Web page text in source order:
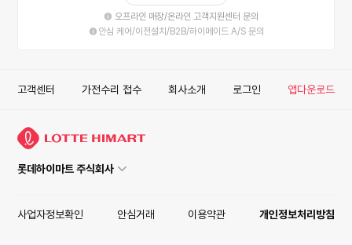
오프라인 매장/온라인 고객지원센터 문의
안심 케어/이전설치/B2B/하이메이드 A/S 문의
고객센터 가전수리 접수 회사소개 로그인 앱다운로드
롯데하이마트 주식회사
사업자정보확인 안심거래 이용약관 개인정보처리방침